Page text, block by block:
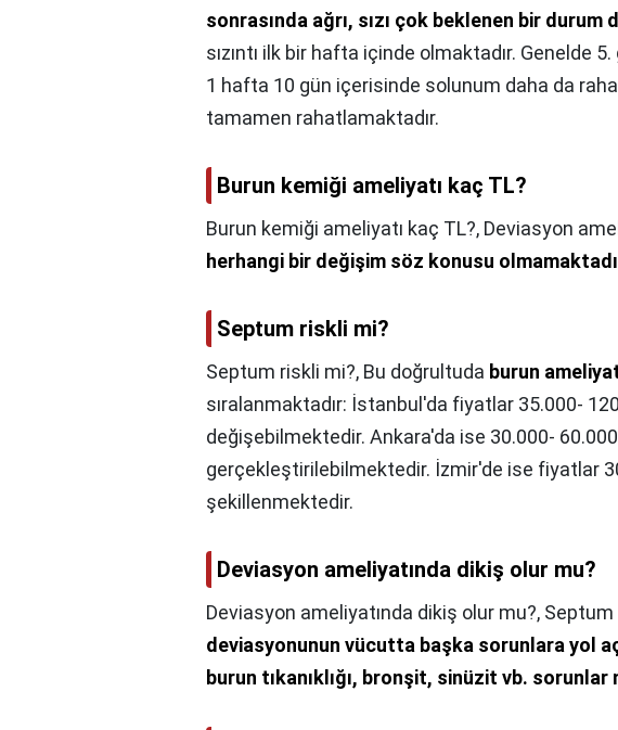
sonrasında ağrı, sızı çok beklenen bir durum
sızıntı ilk bir hafta içinde olmaktadır. Genelde
1 hafta 10 gün içerisinde solunum daha da
tamamen rahatlamaktadır.
Burun kemiği ameliyatı kaç TL?
Burun kemiği ameliyatı kaç TL?, Deviasyon
herhangi bir değişim söz konusu
Septum riskli mi?
Septum riskli mi?, Bu doğrultuda burun
sıralanmaktadır: İstanbul'da fiyatlar 35.000-
değişebilmektedir. Ankara'da ise 30.000- 60.000
gerçekleştirilebilmektedir. İzmir'de ise fiyatlar
şekillenmektedir.
Deviasyon ameliyatında dikiş olur mu?
Deviasyon ameliyatında dikiş olur mu?, Septum
deviasyonunun vücutta başka sorunlara yol
burun tıkanıklığı, bronşit, sinüzit vb.